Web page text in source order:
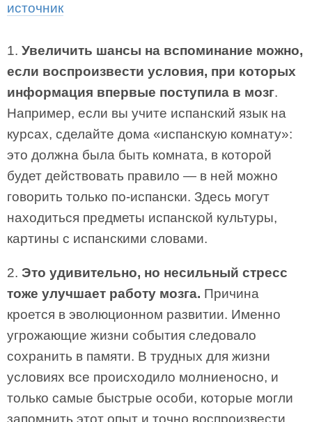
источник
1. Увеличить шансы на вспоминание можно,
если воспроизвести условия, при которых
информация впервые поступила в мозг.
Например, если вы учите испанский язык на
курсах, сделайте дома «испанскую комнату»:
это должна была быть комната, в которой
будет действовать правило — в ней можно
говорить только по-испански. Здесь могут
находиться предметы испанской культуры,
картины с испанскими словами.
2. Это удивительно, но несильный стресс
тоже улучшает работу мозга. Причина
кроется в эволюционном развитии. Именно
угрожающие жизни события следовало
сохранить в памяти. В трудных для жизни
условиях все происходило молниеносно, и
только самые быстрые особи, которые могли
запомнить этот опыт и точно воспроизвести